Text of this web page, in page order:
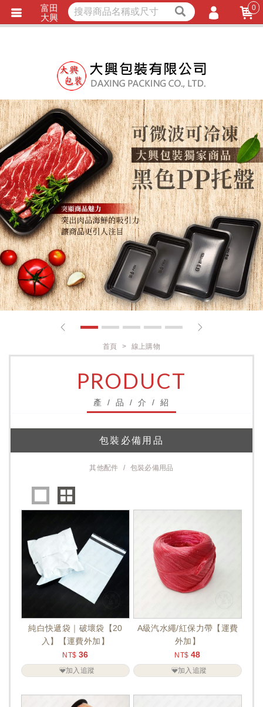
立即詢價 LINE詢問
1 2 3 4 5
首頁 線上購物
PRODUCT
產 / 品 / 介 / 紹
包裝必備用品
其他配件 包裝必備用品
純白快遞袋｜破壞袋【20
入】【運費外加】
NT$ 36
加入追蹤
A級汽水繩/紅保力帶【運費
外加】
NT$ 48
加入追蹤
富田
大興
0
會員註冊
忘記密碼
訂單查詢
TRACK LISTING追 / 蹤 / 清 / 單
匯款通知
獨家商品 耐熱內襯